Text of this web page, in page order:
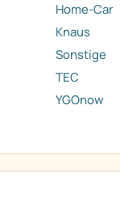
Home-Car
Knaus
Sonstige
TEC
YGOnow